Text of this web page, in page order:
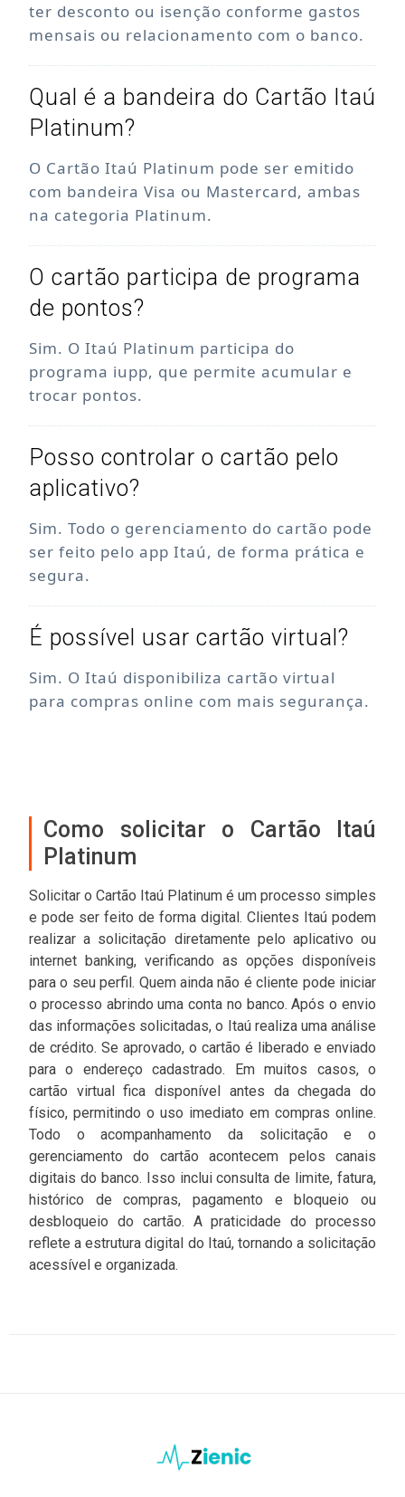
ter desconto ou isenção conforme gastos
mensais ou relacionamento com o banco.
Qual é a bandeira do Cartão Itaú
Platinum?
O Cartão Itaú Platinum pode ser emitido
com bandeira Visa ou Mastercard, ambas
na categoria Platinum.
O cartão participa de programa
de pontos?
Sim. O Itaú Platinum participa do
programa iupp, que permite acumular e
trocar pontos.
Posso controlar o cartão pelo
aplicativo?
Sim. Todo o gerenciamento do cartão pode
ser feito pelo app Itaú, de forma prática e
segura.
É possível usar cartão virtual?
Sim. O Itaú disponibiliza cartão virtual
para compras online com mais segurança.
Como solicitar o Cartão Itaú
Platinum
Solicitar o Cartão Itaú Platinum é um processo simples
e pode ser feito de forma digital. Clientes Itaú podem
realizar a solicitação diretamente pelo aplicativo ou
internet banking, verificando as opções disponíveis
para o seu perfil. Quem ainda não é cliente pode iniciar
o processo abrindo uma conta no banco. Após o envio
das informações solicitadas, o Itaú realiza uma análise
de crédito. Se aprovado, o cartão é liberado e enviado
para o endereço cadastrado. Em muitos casos, o
cartão virtual fica disponível antes da chegada do
físico, permitindo o uso imediato em compras online.
Todo o acompanhamento da solicitação e o
gerenciamento do cartão acontecem pelos canais
digitais do banco. Isso inclui consulta de limite, fatura,
histórico de compras, pagamento e bloqueio ou
desbloqueio do cartão. A praticidade do processo
reflete a estrutura digital do Itaú, tornando a solicitação
acessível e organizada.